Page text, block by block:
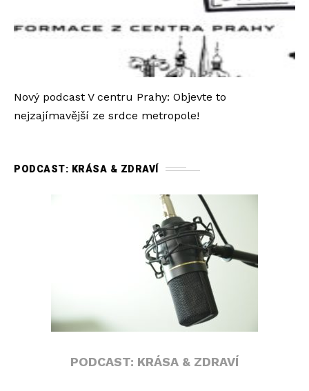
Nový podcast V centru Prahy: Objevte to
nejzajímavější ze srdce metropole!
PODCAST: KRÁSA & ZDRAVÍ
PODCAST: KRÁSA & ZDRAVÍ